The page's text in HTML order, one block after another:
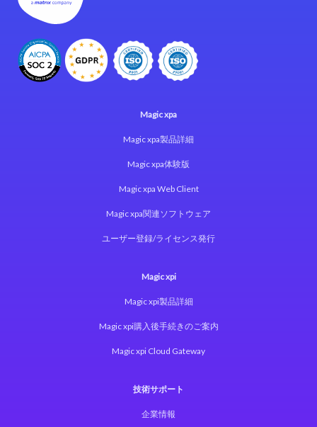
Magic xpa
Magic xpa製品詳細
Magic xpa体験版
Magic xpa Web Client
Magic xpa関連ソフトウェア
ユーザー登録/ライセンス発行
Magic xpi
Magic xpi製品詳細
Magic xpi購入後手続きのご案内
Magic xpi Cloud Gateway
技術サポート
企業情報